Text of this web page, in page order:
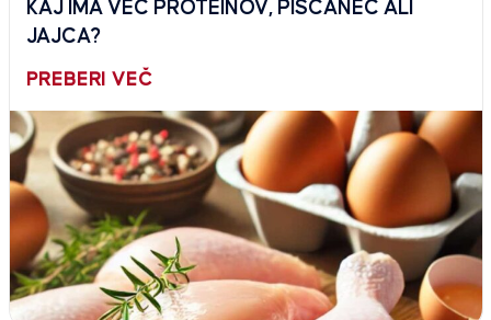
KAJ IMA VEČ PROTEINOV, PIŠČANEC ALI
JAJCA?
PREBERI VEČ